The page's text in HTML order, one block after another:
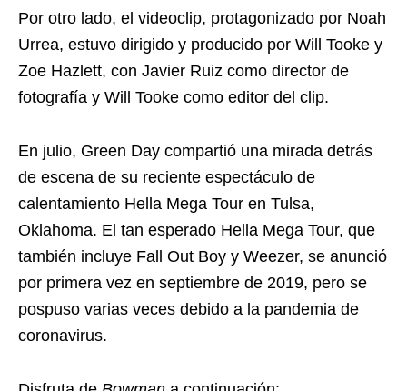
Por otro lado, el videoclip, protagonizado por Noah
Urrea, estuvo dirigido y producido por Will Tooke y
Zoe Hazlett, con Javier Ruiz como director de
fotografía y Will Tooke como editor del clip.
En julio, Green Day compartió una mirada detrás
de escena de su reciente espectáculo de
calentamiento Hella Mega Tour en Tulsa,
Oklahoma. El tan esperado Hella Mega Tour, que
también incluye Fall Out Boy y Weezer, se anunció
por primera vez en septiembre de 2019, pero se
pospuso varias veces debido a la pandemia de
coronavirus.